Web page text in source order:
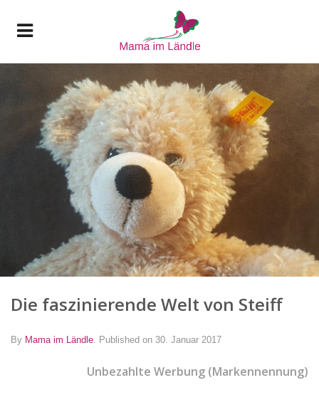
Die faszinierende Welt von Steiff
By Mama im Ländle Published on 30. Januar 2017
Unbezahlte Werbung (Markennennung)